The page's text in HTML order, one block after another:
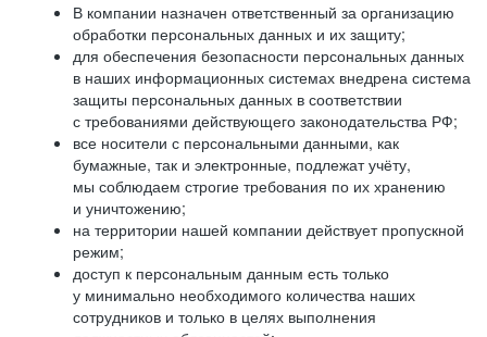
В компании назначен ответственный за организацию
обработки персональных данных и их защиту;
для обеспечения безопасности персональных данных
в наших информационных системах внедрена система
защиты персональных данных в соответствии
с требованиями действующего законодательства РФ;
все носители с персональными данными, как
бумажные, так и электронные, подлежат учёту,
мы соблюдаем строгие требования по их хранению
и уничтожению;
на территории нашей компании действует пропускной
режим;
доступ к персональным данным есть только
у минимально необходимого количества наших
сотрудников и только в целях выполнения